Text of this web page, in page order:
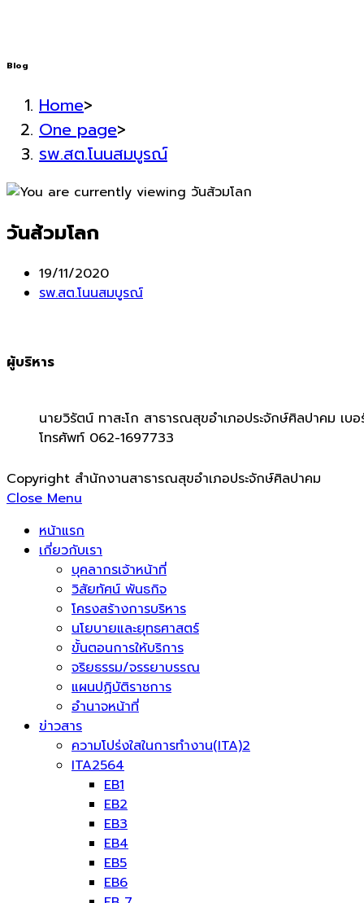
Blog
Home>
One page>
รพ.สต.โนนสมบูรณ์
วันส้วมโลก
Post
published:
19/11/2020
Post
รพ.สต.โนนสมบูรณ์
ผู้บริหาร
นายวิรัตน์ ทาสะโก สาธารณสุขอำเภอประจักษ์ศิลปาคม เบอ
โทรศัพท์ 062-1697733
Copyright สำนักงานสาธารณสุขอำเภอประจักษ์ศิลปาคม
Close Menu
หน้าแรก
เกี่ยวกับเรา
บุคลากรเจ้าหน้าที่
วิสัยทัศน์ พันธกิจ
โครงสร้างการบริหาร
นโยบายและยุทธศาสตร์
ขั้นตอนการให้บริการ
จริยธรรม/จรรยาบรรณ
แผนปฏิบัติราชการ
อำนาจหน้าที่
ข่าวสาร
ความโปร่งใสในการทำงาน(ITA)2
ITA2564
EB1
EB2
EB3
EB4
EB5
EB6